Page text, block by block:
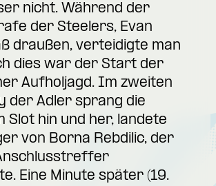
nicht. Während der
der Steelers, Evan
draußen, verteidigte man
dies war der Start der
Aufholjagd. Im zweiten
der Adler sprang die
Slot hin und her, landete
von Borna Rebdilic, der
Eine Minute später (19.